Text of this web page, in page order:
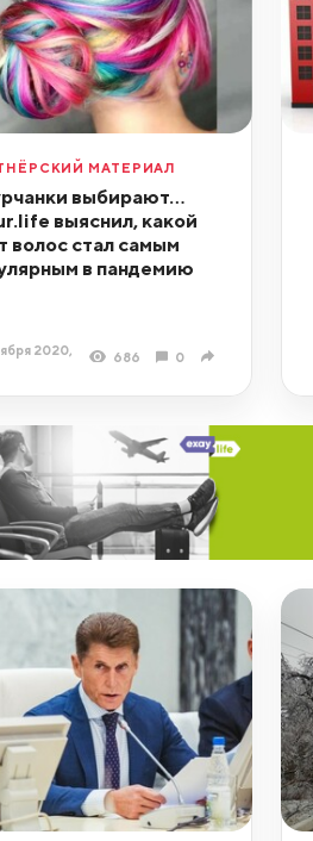
МАТЕРИАЛ
выбирают…
выяснил, какой
волос стал самым
в пандемию
2020, 686 0